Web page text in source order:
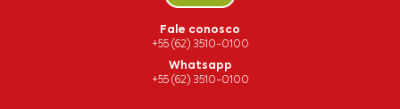
Fale conosco
+55 (62) 3510-0100
Whatsapp
+55 (62) 3510-0100